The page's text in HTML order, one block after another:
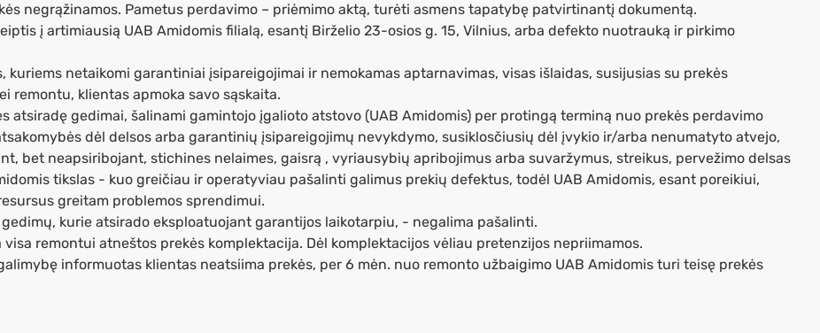
negrąžinamos. Pametus perdavimo – priėmimo aktą, turėti asmens tapatybę patvirtinantį dokumentą.
į artimiausią UAB Amidomis filialą, esantį Birželio 23-osios g. 15, Vilnius, arba defekto nuotrauką ir pirkimo
netaikomi garantiniai įsipareigojimai ir nemokamas aptarnavimas, visas išlaidas, susijusias su prekės
remontu, klientas apmoka savo sąskaita.
atsiradę gedimai, šalinami gamintojo įgalioto atstovo (UAB Amidomis) per protingą terminą nuo prekės perdavimo
dėl delsos arba garantinių įsipareigojimų nevykdymo, susiklosčiusių dėl įvykio ir/arba nenumatyto atvejo,
bet neapsiribojant, stichines nelaimes, gaisrą , vyriausybių apribojimus arba suvaržymus, streikus, pervežimo delsas
tikslas - kuo greičiau ir operatyviau pašalinti galimus prekių defektus, todėl UAB Amidomis, esant poreikiui,
greitam problemos sprendimui.
kurie atsirado eksploatuojant garantijos laikotarpiu, - negalima pašalinti.
remontui atneštos prekės komplektacija. Dėl komplektacijos vėliau pretenzijos nepriimamos.
informuotas klientas neatsiima prekės, per 6 mėn. nuo remonto užbaigimo UAB Amidomis turi teisę prekės